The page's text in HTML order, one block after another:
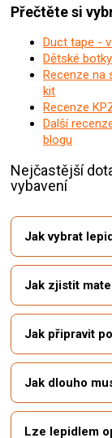
Přečtěte si
Duct tape -
Dětské
Recenze na
kit
Recenze
Další
blogu
Nejčastější
vybavení
Jak vybrat
Jak zjistit
Jak připravit
Jak dlouho
Lze lepidlem